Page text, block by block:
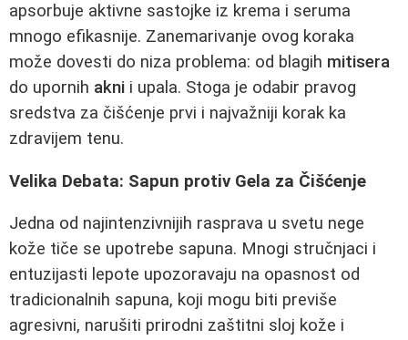
apsorbuje aktivne sastojke iz krema i seruma
mnogo efikasnije. Zanemarivanje ovog koraka
može dovesti do niza problema: od blagih mitisera
do upornih akni i upala. Stoga je odabir pravog
sredstva za čišćenje prvi i najvažniji korak ka
zdravijem tenu.
Velika Debata: Sapun protiv Gela za Čišćenje
Jedna od najintenzivnijih rasprava u svetu nege
kože tiče se upotrebe sapuna. Mnogi stručnjaci i
entuzijasti lepote upozoravaju na opasnost od
tradicionalnih sapuna, koji mogu biti previše
agresivni, narušiti prirodni zaštitni sloj kože i